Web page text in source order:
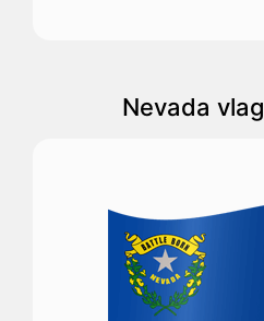
Nevada vlag